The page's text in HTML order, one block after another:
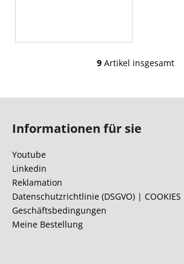
S
e
r
e
9 Artikel insgesamt
Informationen für sie
Youtube
Linkedin
Reklamation
Datenschutzrichtlinie (DSGVO) | COOKIES
Geschäftsbedingungen
Meine Bestellung